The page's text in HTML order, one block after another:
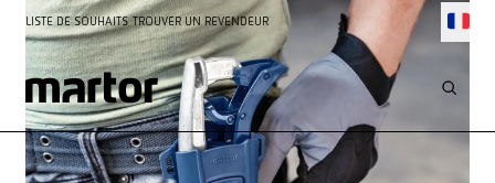
LISTE DE SOUHAITS TROUVER UN REVENDEUR
CONNAISSANCES
COUPER SÛR À 360°